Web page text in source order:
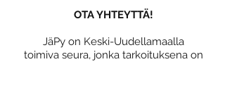
OTA YHTEYTTÄ!
JäPy on Keski-Uudellamaalla
toimiva seura, jonka tarkoituksena on